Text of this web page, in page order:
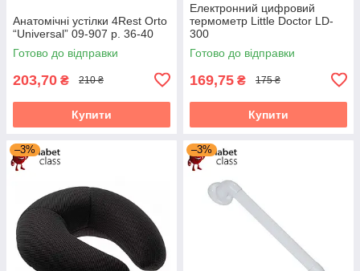
Анатомічні устілки 4Rest Orto
“Universal” 09-907 р. 36-40
Готово до відправки
203,70 ₴ 210 ₴
Купити
Електронний цифровий
термометр Little Doctor LD-
300
Готово до відправки
169,75 ₴ 175 ₴
Купити
–3% –3%